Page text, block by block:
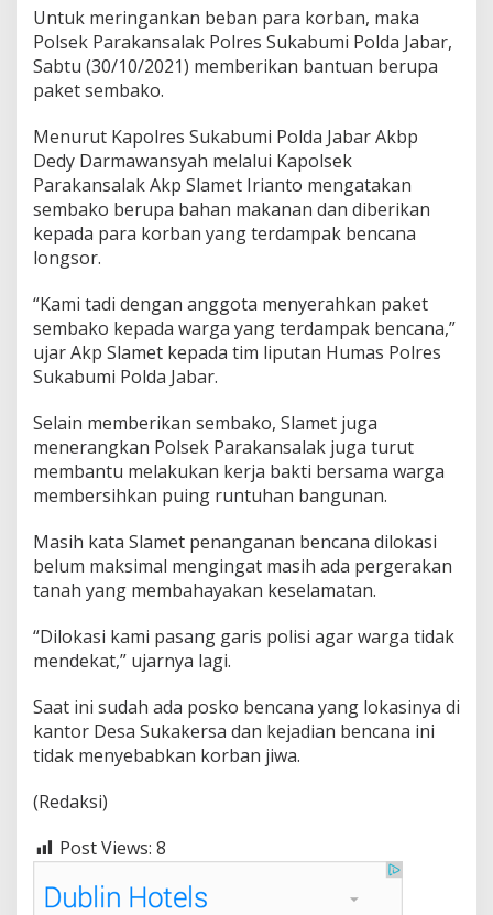
K
r
b
L
n
g
s
o
m
a
s
a
P
K
M
Untuk meringankan beban para korban, maka
Polsek Parakansalak Polres Sukabumi Polda Jabar,
Sabtu (30/10/2021) memberikan bantuan berupa
paket sembako.
Menurut Kapolres Sukabumi Polda Jabar Akbp
Dedy Darmawansyah melalui Kapolsek
Parakansalak Akp Slamet Irianto mengatakan
sembako berupa bahan makanan dan diberikan
kepada para korban yang terdampak bencana
longsor.
“Kami tadi dengan anggota menyerahkan paket
sembako kepada warga yang terdampak bencana,”
ujar Akp Slamet kepada tim liputan Humas Polres
Sukabumi Polda Jabar.
Selain memberikan sembako, Slamet juga
menerangkan Polsek Parakansalak juga turut
membantu melakukan kerja bakti bersama warga
membersihkan puing runtuhan bangunan.
Masih kata Slamet penanganan bencana dilokasi
belum maksimal mengingat masih ada pergerakan
tanah yang membahayakan keselamatan.
“Dilokasi kami pasang garis polisi agar warga tidak
mendekat,” ujarnya lagi.
Saat ini sudah ada posko bencana yang lokasinya di
kantor Desa Sukakersa dan kejadian bencana ini
tidak menyebabkan korban jiwa.
(Redaksi)
Post Views: 8